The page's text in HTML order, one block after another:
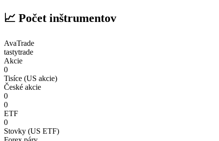
📈 Počet inštrumentov
AvaTrade
tastytrade
Akcie
0
Tisíce (US akcie)
České akcie
0
0
ETF
0
Stovky (US ETF)